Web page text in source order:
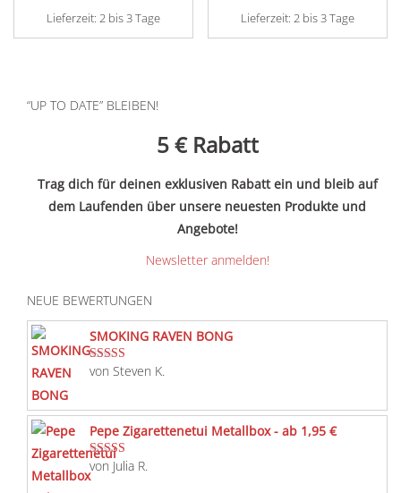
Lieferzeit: 2 bis 3 Tage
Lieferzeit:2 bis 3 Tage
“UP TO DATE” BLEIBEN!
5 € Rabatt
Trag dich für deinen exklusiven Rabatt ein und bleib auf
dem Laufenden über unsere neuesten Produkte und
Angebote!
Newsletter anmelden!
NEUE BEWERTUNGEN
SMOKING RAVEN BONG
Bewertet mit
von Steven K.
Pepe Zigarettenetui Metallbox - ab 1,95 €
Bewertet mit
5
von Julia R.